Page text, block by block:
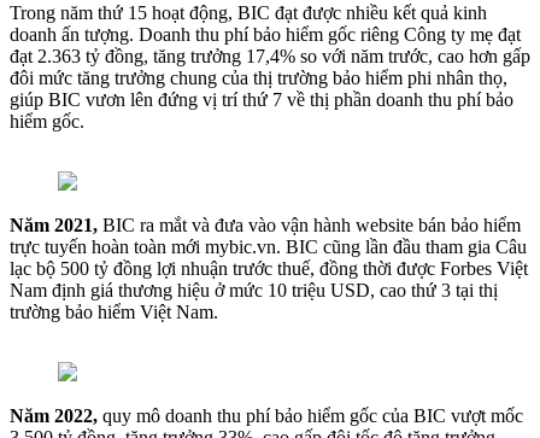
Trong năm thứ 15 hoạt động, BIC đạt được nhiều kết quả kinh
doanh ấn tượng. Doanh thu phí bảo hiểm gốc riêng Công ty mẹ đạt
đạt 2.363 tỷ đồng, tăng trưởng 17,4% so với năm trước, cao hơn gấp
đôi mức tăng trưởng chung của thị trường bảo hiểm phi nhân thọ,
giúp BIC vươn lên đứng vị trí thứ 7 về thị phần doanh thu phí bảo
hiểm gốc.
Năm 2021, BIC ra mắt và đưa vào vận hành website bán bảo hiểm
trực tuyến hoàn toàn mới mybic.vn. BIC cũng lần đầu tham gia Câu
lạc bộ 500 tỷ đồng lợi nhuận trước thuế, đồng thời được Forbes Việt
Nam định giá thương hiệu ở mức 10 triệu USD, cao thứ 3 tại thị
trường bảo hiểm Việt Nam.
Năm 2022, quy mô doanh thu phí bảo hiểm gốc của BIC vượt mốc